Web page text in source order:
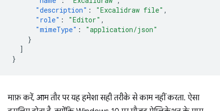
"description" : "Excalidraw file" ,
"role" : "Editor" ,
"mimeType" :
"application/json"
}
]
}
माफ़ करें, आम तौर पर यह हमेशा सही तरीके से काम नहीं करता. ऐसा